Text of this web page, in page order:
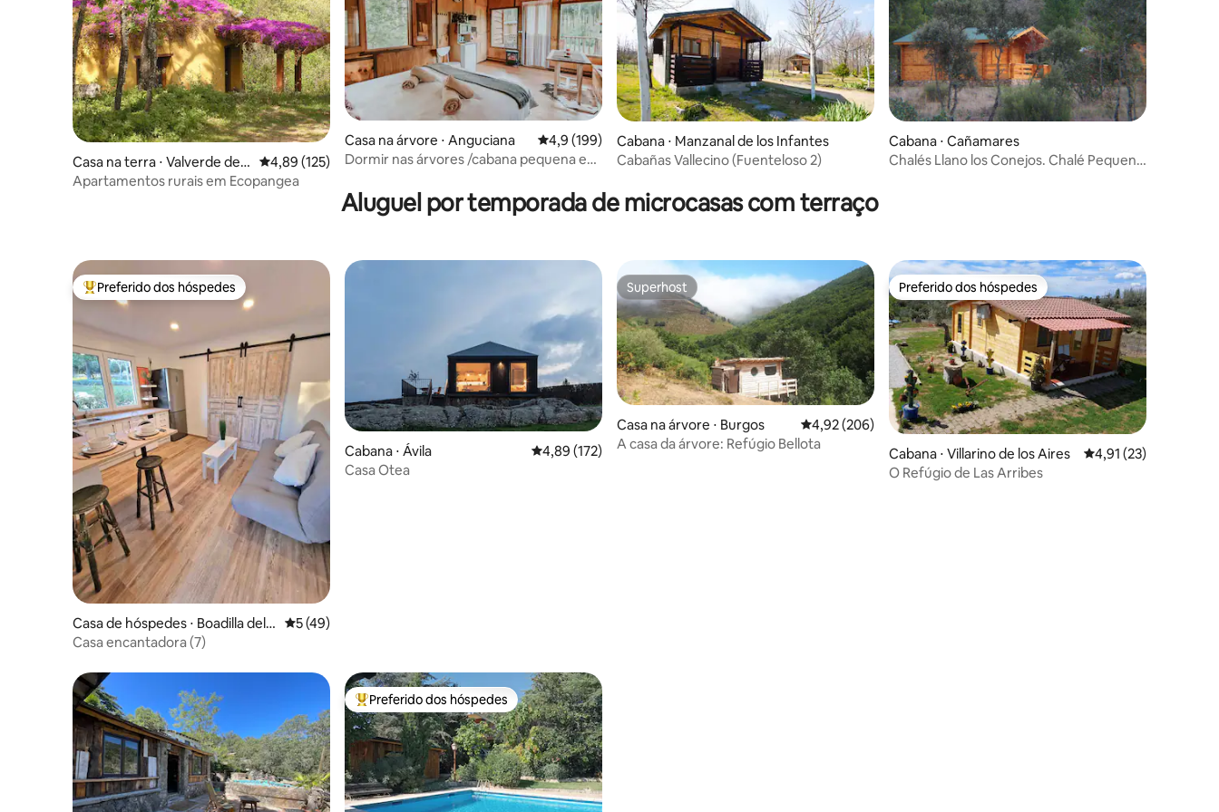
Casa na terra ⋅ Valverde de l
a Vera
4,89 de uma avaliação média de 5, 125 avaliações
4,89 (125)
Apartamentos rurais em Ecopangea
Casa na árvore ⋅ Anguciana 4,9 de uma avaliação média de 5, 199 avaliações
4,9 (199)
Dormir nas árvores /cabana pequena e
Cabana ⋅ Manzanal de los Infantes
Cabañas Vallecino (Fuenteloso 2)
Cabana ⋅ Cañamares
Chalés Llano los Conejos. Chalé Pequeno
Aluguel por temporada de microcasas com terraço
Entre os melhores preferidos dos hóspedes
Preferido dos hóspedes
Casa de hóspedes ⋅ Boadilla del
Monte
5 de uma avaliação média de 5, 49 avaliações
5 (49)
Casa encantadora (7)
Cabana ⋅ Ávila‎ 4,89 de uma avaliação média de 5, 172 avaliações
4,89 (172)
Casa Otea
Superhost
Superhost
Casa na árvore ⋅ Burgos 4,92 de uma avaliação média de 5, 206 avaliações
4,92 (206)
A casa da árvore: Refúgio Bellota
Preferido dos hóspedes
Preferido dos hóspedes
Cabana ⋅ Villarino de los Aires 4,91 de uma
4,91 (23)
O Refúgio de Las Arribes
Entre os melhores preferidos dos hóspedes
Preferido dos hóspedes